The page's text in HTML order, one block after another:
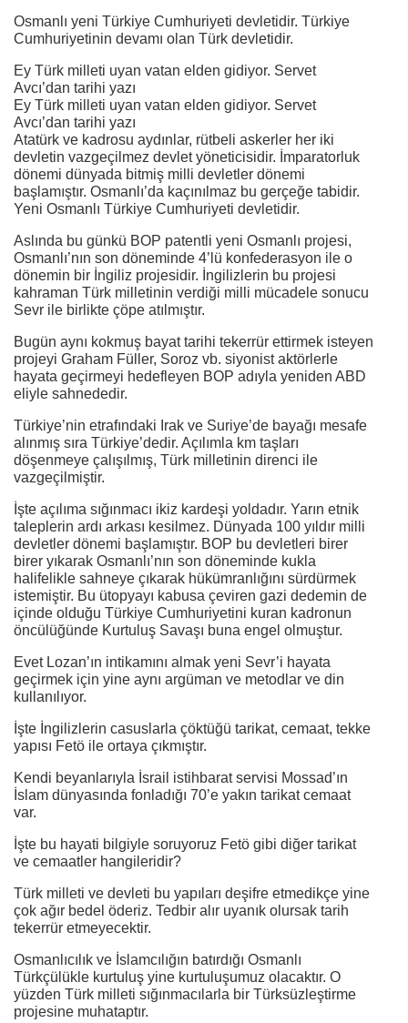
Osmanlı yeni Türkiye Cumhuriyeti devletidir. Türkiye
Cumhuriyetinin devamı olan Türk devletidir.
Ey Türk milleti uyan vatan elden gidiyor. Servet
Avcı’dan tarihi yazı
Ey Türk milleti uyan vatan elden gidiyor. Servet
Avcı’dan tarihi yazı
Atatürk ve kadrosu aydınlar, rütbeli askerler her iki
devletin vazgeçilmez devlet yöneticisidir. İmparatorluk
dönemi dünyada bitmiş milli devletler dönemi
başlamıştır. Osmanlı’da kaçınılmaz bu gerçeğe tabidir.
Yeni Osmanlı Türkiye Cumhuriyeti devletidir.
Aslında bu günkü BOP patentli yeni Osmanlı projesi,
Osmanlı’nın son döneminde 4’lü konfederasyon ile o
dönemin bir İngiliz projesidir. İngilizlerin bu projesi
kahraman Türk milletinin verdiği milli mücadele sonucu
Sevr ile birlikte çöpe atılmıştır.
Bugün aynı kokmuş bayat tarihi tekerrür ettirmek isteyen
projeyi Graham Füller, Soroz vb. siyonist aktörlerle
hayata geçirmeyi hedefleyen BOP adıyla yeniden ABD
eliyle sahnededir.
Türkiye’nin etrafındaki Irak ve Suriye’de bayağı mesafe
alınmış sıra Türkiye’dedir. Açılımla km taşları
döşenmeye çalışılmış, Türk milletinin direnci ile
vazgeçilmiştir.
İşte açılıma sığınmacı ikiz kardeşi yoldadır. Yarın etnik
taleplerin ardı arkası kesilmez. Dünyada 100 yıldır milli
devletler dönemi başlamıştır. BOP bu devletleri birer
birer yıkarak Osmanlı’nın son döneminde kukla
halifelikle sahneye çıkarak hükümranlığını sürdürmek
istemiştir. Bu ütopyayı kabusa çeviren gazi dedemin de
içinde olduğu Türkiye Cumhuriyetini kuran kadronun
öncülüğünde Kurtuluş Savaşı buna engel olmuştur.
Evet Lozan’ın intikamını almak yeni Sevr’i hayata
geçirmek için yine aynı argüman ve metodlar ve din
kullanılıyor.
İşte İngilizlerin casuslarla çöktüğü tarikat, cemaat, tekke
yapısı Fetö ile ortaya çıkmıştır.
Kendi beyanlarıyla İsrail istihbarat servisi Mossad’ın
İslam dünyasında fonladığı 70’e yakın tarikat cemaat
var.
İşte bu hayati bilgiyle soruyoruz Fetö gibi diğer tarikat
ve cemaatler hangileridir?
Türk milleti ve devleti bu yapıları deşifre etmedikçe yine
çok ağır bedel öderiz. Tedbir alır uyanık olursak tarih
tekerrür etmeyecektir.
Osmanlıcılık ve İslamcılığın batırdığı Osmanlı
Türkçülükle kurtuluş yine kurtuluşumuz olacaktır. O
yüzden Türk milleti sığınmacılarla bir Türksüzleştirme
projesine muhataptır.